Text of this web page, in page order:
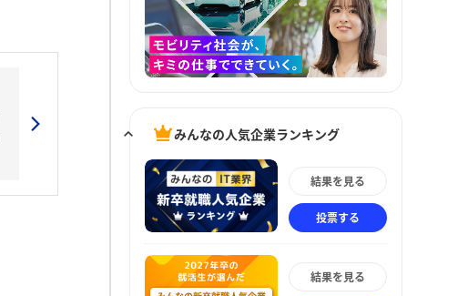
みんなの人気企業ランキング
結果を見る
投票する
結果を見る